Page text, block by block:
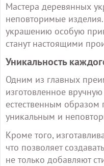
Мастера деревянных
неповторимые
украшению особую
станут настоящими
Уникальность
Одним из главных
изготовленное
естественным
уникальным и
Кроме того,
что позволяет
не только добавляют